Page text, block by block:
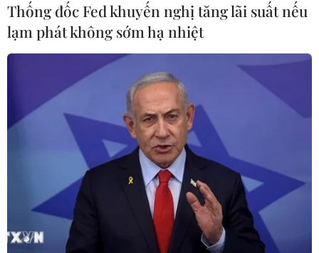
Một số nơi ở Hà Nội xuất hiện mưa đá
trong trận mưa cực lớn tối 20/4
21/04/2024 00:14
Trong trận mưa lớn xảy ra tối 20/4, một số nơi như ở
Thống đốc Fed khuyến nghị tăng lãi suất nếu
lạm phát không sớm hạ nhiệt